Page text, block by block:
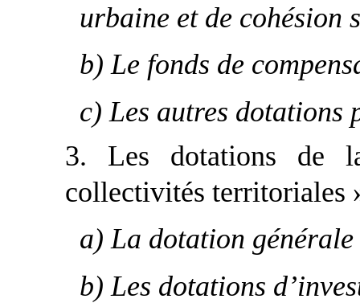
urbaine et de cohésion
b) Le fonds de
c) Les autres dotations
3. Les dotations de
collectivités territoriales
a) La dotation
b) Les dotations